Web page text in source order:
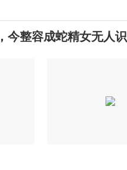
今整容成蛇精女无人识